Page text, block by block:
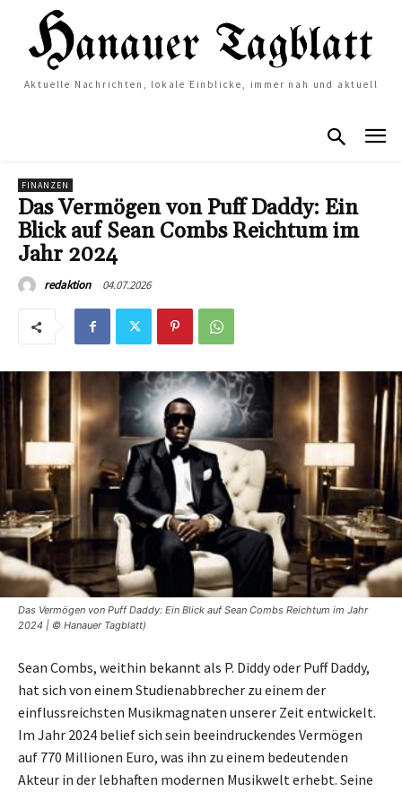
Aktuelle Nachrichten, lokale Einblicke, immer nah und aktuell
FINANZEN
Das Vermögen von Puff Daddy: Ein
Blick auf Sean Combs Reichtum im
Jahr 2024
redaktion 04.07.2026
Das Vermögen von Puff Daddy: Ein Blick auf Sean Combs Reichtum im Jahr
2024 | © Hanauer Tagblatt)
Sean Combs, weithin bekannt als P. Diddy oder Puff Daddy,
hat sich von einem Studienabbrecher zu einem der
einflussreichsten Musikmagnaten unserer Zeit entwickelt.
Im Jahr 2024 belief sich sein beeindruckendes Vermögen
auf 770 Millionen Euro, was ihn zu einem bedeutenden
Akteur in der lebhaften modernen Musikwelt erhebt. Seine